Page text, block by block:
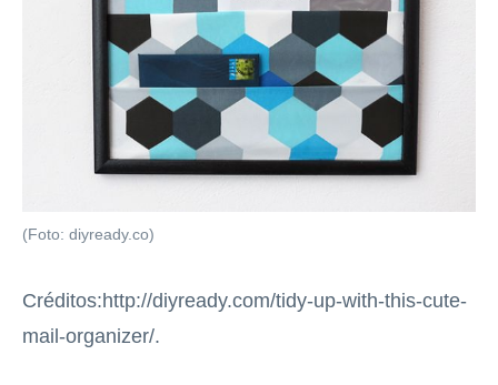
(Foto: diyready.co)
Créditos:http://diyready.com/tidy-up-with-this-cute-
mail-organizer/.